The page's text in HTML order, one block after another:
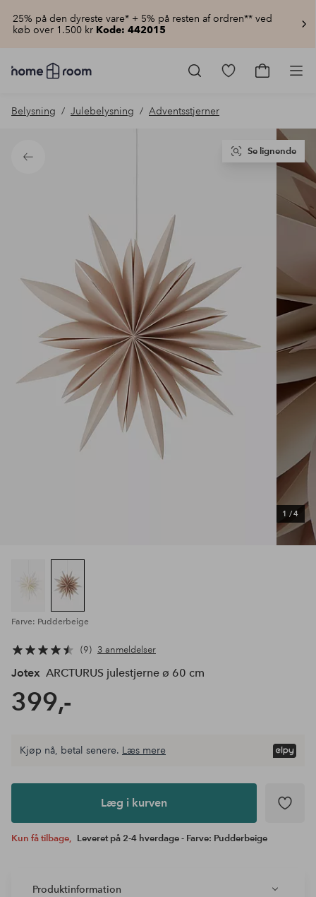
25% på den dyreste vare* + 5% på resten af ordren** ved
køb over 1.500 kr Kode: 442015
Homeroom
–
hjemmet
pris
Gå
Gå
Belysning Julebelysning Adventsstjerner
Tilbage
1 /4
Se lignende
Farve: Pudderbeige
9 3 anmeldelser
Jotex ARCTURUS julestjerne ø 60 cm
399,-
Læg i
Kjøp nå, betal senere. Læs mere
Læg i kurven
Kun få tilbage, Leveret på 2-4 hverdage - Farve: Pudderbeige
Produktinformation